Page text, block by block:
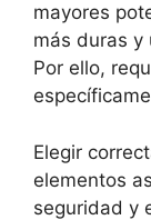
mayores
más duras y
Por ello,
Elegir
elementos
seguridad y